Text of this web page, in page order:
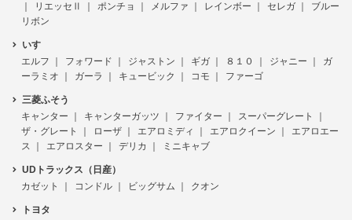
リエッセⅡ
ポンチョ メルファ レインボー セレガ
ブルー
リボン
いすゞ
エルフ
フォワード ジャストン ギガ ８１０ ジャニー
ガ
ーラミオ
ガーラ キュービック コモ ファーゴ
三菱ふそう
キャンター
キャンターガッツ ファイター
スーパーグレート
ザ・グレート
ローザ エアロミディ エアロクイーン
エアロエー
ス
エアロスター デリカ ミニキャブ
UDトラックス（日産）
カゼット
コンドル ビッグサム クオン
トヨタ